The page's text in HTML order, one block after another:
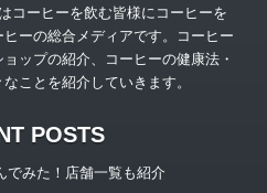
コーヒーを飲む皆様にコーヒーを
ーの総合メディアです。コーヒー
ップの紹介、コーヒーの健康法・
ことを紹介していきます。
POSTS
みた！店舗一覧も紹介